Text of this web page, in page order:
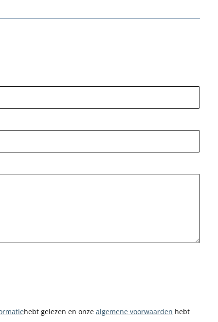
hebt gelezen en onze algemene voorwaarden hebt